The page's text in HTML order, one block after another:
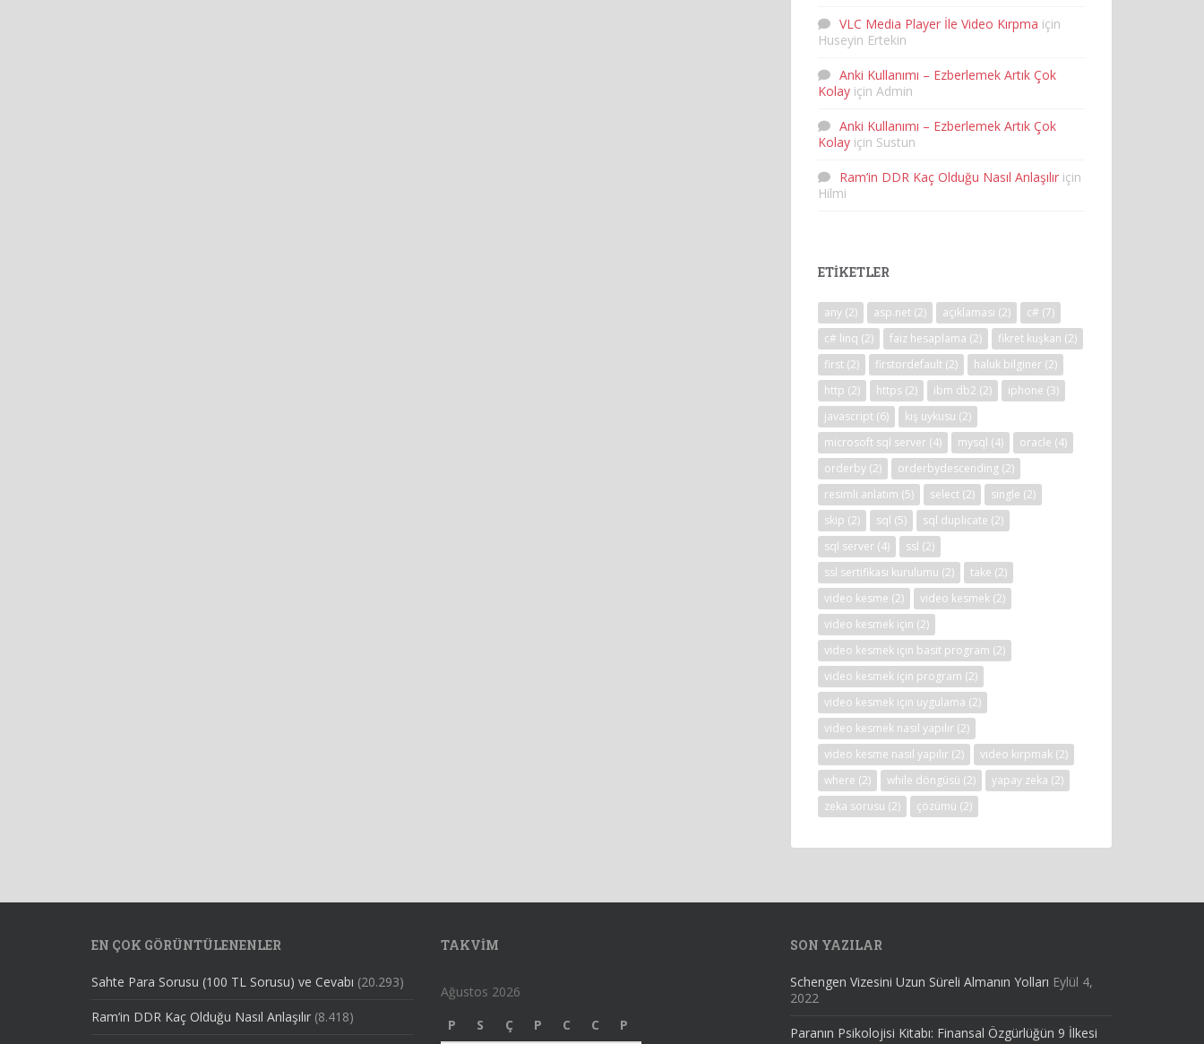
VLC Media Player İle Video Kırpma için
Huseyin Ertekin
Anki Kullanımı – Ezberlemek Artık Çok
Kolay için Admin
Anki Kullanımı – Ezberlemek Artık Çok
Kolay için Sustun
Ram’in DDR Kaç Olduğu Nasıl Anlaşılır için
Hilmi
ETIKETLER
any (2) asp.net (2) açıklaması (2) c# (7)
c# linq (2) faiz hesaplama (2) fikret kuşkan (2)
first (2) firstordefault (2) haluk bilginer (2)
http (2) https (2) ibm db2 (2) iphone (3)
javascript (6) kış uykusu (2)
microsoft sql server (4) mysql (4) oracle (4)
orderby (2) orderbydescending (2)
resimli anlatım (5) select (2) single (2)
skip (2) sql (5) sql duplicate (2)
sql server (4) ssl (2)
ssl sertifikası kurulumu (2) take (2)
video kesme (2) video kesmek (2)
video kesmek için (2)
video kesmek için basit program (2)
video kesmek için program (2)
video kesmek için uygulama (2)
video kesmek nasıl yapılır (2)
video kesme nasıl yapılır (2) video kırpmak (2)
where (2) while döngüsü (2) yapay zeka (2)
zeka sorusu (2) çözümü (2)
EN ÇOK GÖRÜNTÜLENENLER
Sahte Para Sorusu (100 TL Sorusu) ve Cevabı (20.293)
Ram’in DDR Kaç Olduğu Nasıl Anlaşılır (8.418)
TAKVIM
Ağustos 2026
P
S Ç P C C P
SON YAZILAR
Schengen Vizesini Uzun Süreli Almanın Yolları Eylül 4,
2022
Paranın Psikolojisi Kitabı: Finansal Özgürlüğün 9 İlkesi